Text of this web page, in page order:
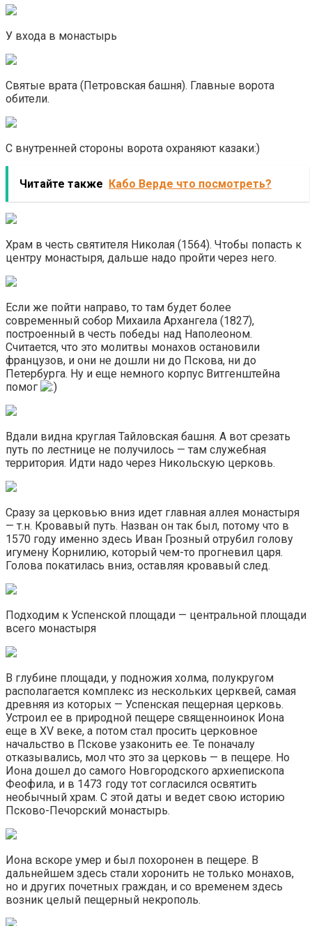
У входа в монастырь
Святые врата (Петровская башня). Главные ворота
обители.
С внутренней стороны ворота охраняют казаки:)
Читайте также Кабо Верде что посмотреть?
Храм в честь святителя Николая (1564). Чтобы попасть к
центру монастыря, дальше надо пройти через него.
Если же пойти направо, то там будет более
современный собор Михаила Архангела (1827),
построенный в честь победы над Наполеоном.
Считается, что это молитвы монахов остановили
французов, и они не дошли ни до Пскова, ни до
Петербурга. Ну и еще немного корпус Витгенштейна
помог
Вдали видна круглая Тайловская башня. А вот срезать
путь по лестнице не получилось — там служебная
территория. Идти надо через Никольскую церковь.
Сразу за церковью вниз идет главная аллея монастыря
— т.н. Кровавый путь. Назван он так был, потому что в
1570 году именно здесь Иван Грозный отрубил голову
игумену Корнилию, который чем-то прогневил царя.
Голова покатилась вниз, оставляя кровавый след.
Подходим к Успенской площади — центральной площади
всего монастыря
В глубине площади, у подножия холма, полукругом
располагается комплекс из нескольких церквей, самая
древняя из которых — Успенская пещерная церковь.
Устроил ее в природной пещере священноинок Иона
еще в XV веке, а потом стал просить церковное
начальство в Пскове узаконить ее. Те поначалу
отказывались, мол что это за церковь — в пещере. Но
Иона дошел до самого Новгородского архиепископа
Феофила, и в 1473 году тот согласился освятить
необычный храм. С этой даты и ведет свою историю
Псково-Печорский монастырь.
Иона вскоре умер и был похоронен в пещере. В
дальнейшем здесь стали хоронить не только монахов,
но и других почетных граждан, и со временем здесь
возник целый пещерный некрополь.